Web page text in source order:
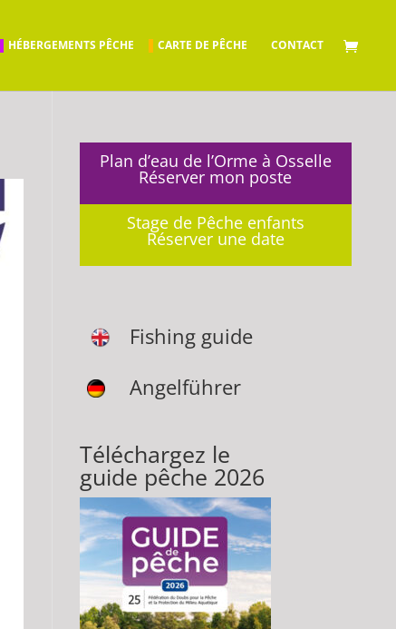
HÉBERGEMENTS PÊCHE CARTE DE PÊCHE CONTACT
Plan d’eau de l’Orme à Osselle
Réserver mon poste
Stage de Pêche enfants
Réserver une date
Fishing guide
Angelführer
Téléchargez le
guide pêche 2026